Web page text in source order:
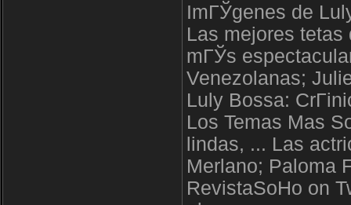
ImГЎgenes de
Las mejores
mГЎs
Venezolanas;
Luly Bossa:
Los Temas Mas
lindas, ... Las
Merlano; Paloma
RevistaSoHo on